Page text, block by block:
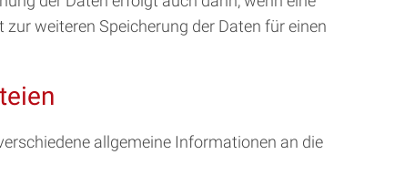
weiteren Speicherung der Daten für einen
allgemeine Informationen an die